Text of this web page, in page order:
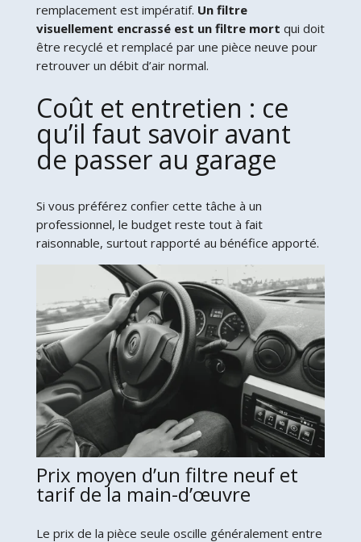
remplacement est impératif. Un filtre
visuellement encrassé est un filtre mort qui doit
être recyclé et remplacé par une pièce neuve pour
retrouver un débit d’air normal.
Coût et entretien : ce
qu’il faut savoir avant
de passer au garage
Si vous préférez confier cette tâche à un
professionnel, le budget reste tout à fait
raisonnable, surtout rapporté au bénéfice apporté.
Prix moyen d’un filtre neuf et
tarif de la main-d’œuvre
Le prix de la pièce seule oscille généralement entre